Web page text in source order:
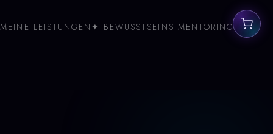
LEISTUNGEN ✦ BEWUSSTSEINS MENTORING